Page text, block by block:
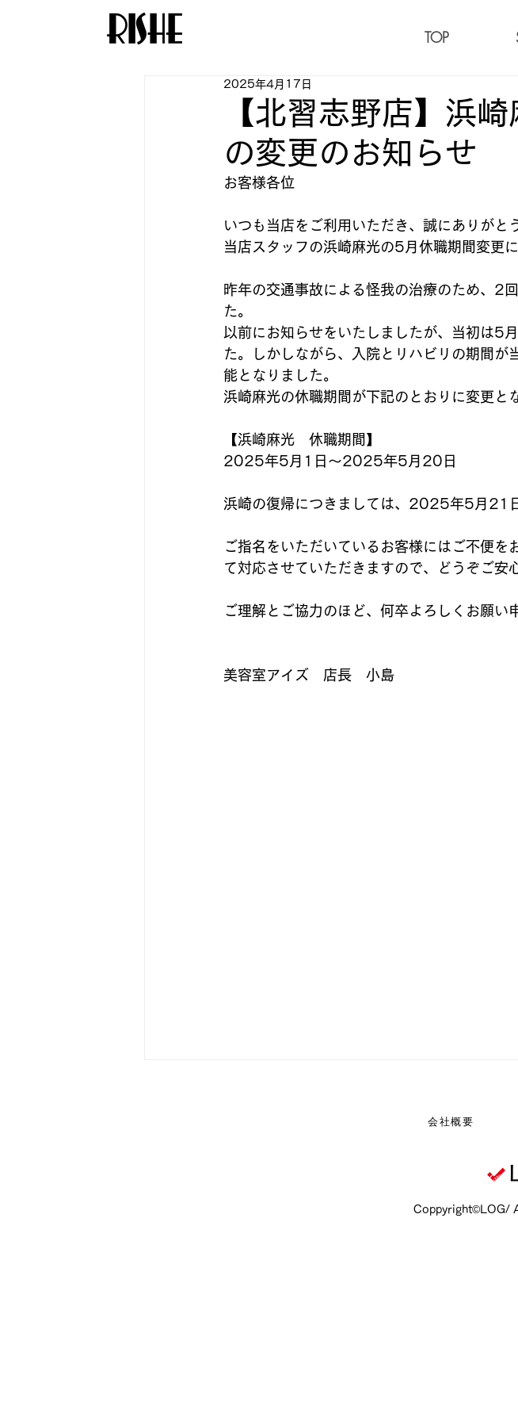
TOP
【北習志野店】浜
の変更のお知らせ
2025年4月17日
お客様各位
いつも当店をご利用いただき、誠にありがと
当店スタッフの浜崎麻光の5月休職期間変更
昨年の交通事故による怪我の治療のため、2
た。
以前にお知らせをいたしましたが、当初は5
た。しかしながら、入院とリハビリの期間
能となりました。
浜崎麻光の休職期間が下記のとおりに変更と
【浜崎麻光　休職期間】
2025年5月1日〜2025年5月20日
浜崎の復帰につきましては、2025年5月21
ご指名をいただいているお客様にはご不便
て対応させていただきますので、どうぞご安
ご理解とご協力のほど、何卒よろしくお願い
美容室アイズ　店長　小島
会社概要
Coppyright©️LOG/